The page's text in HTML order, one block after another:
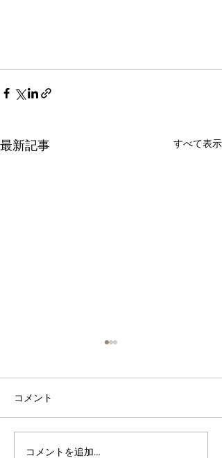
最新記事 すべて表示
ヘス&あかね夫妻 ２人展
コメント
コメントを追加…